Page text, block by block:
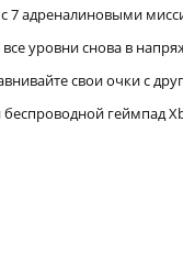
7 адреналиновыми
все уровни снова в
свои очки с
геймпад